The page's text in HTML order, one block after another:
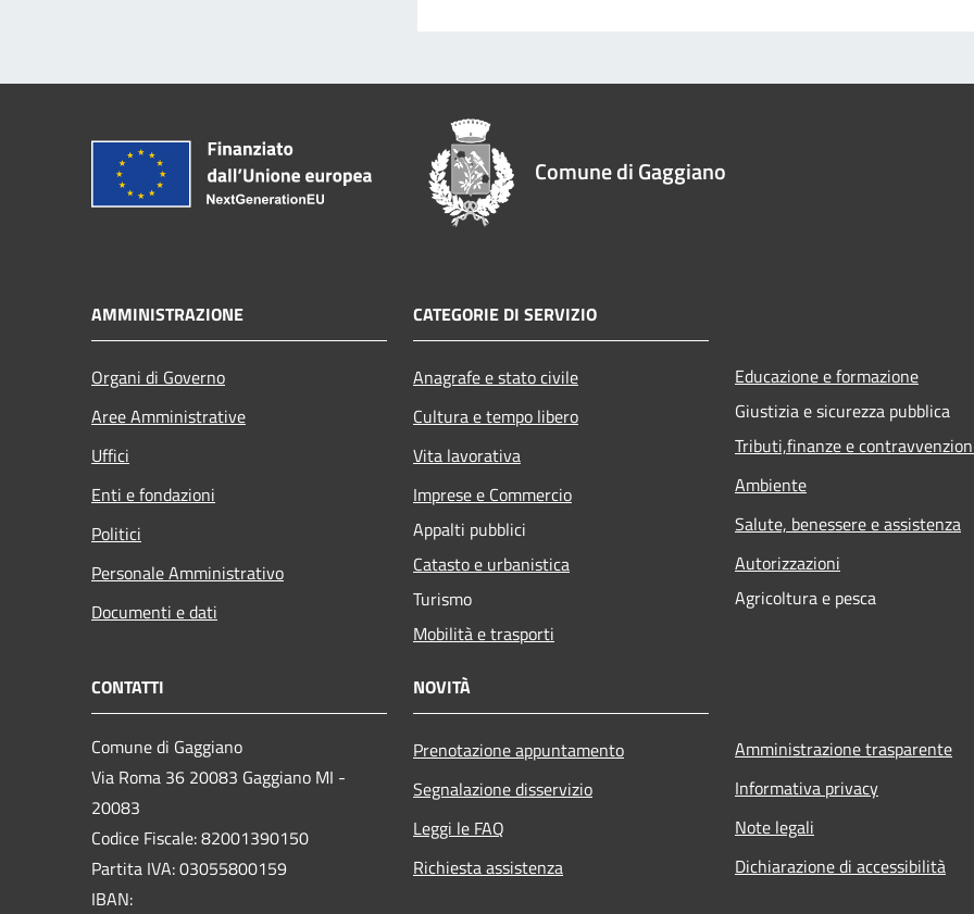
Comune di Gaggiano
AMMINISTRAZIONE
Organi di Governo
Aree Amministrative
Uffici
Enti e fondazioni
Politici
Personale Amministrativo
Documenti e dati
CATEGORIE DI SERVIZIO
Anagrafe e stato civile
Cultura e tempo libero
Vita lavorativa
Imprese e Commercio
Appalti pubblici
Catasto e urbanistica
Turismo
Mobilità e trasporti
Educazione e formazione
Giustizia e sicurezza pubblica
Tributi,finanze e
Ambiente
Salute, benessere e assistenza
Autorizzazioni
Agricoltura e pesca
CONTATTI
Comune di Gaggiano
Via Roma 36 20083 Gaggiano MI -
20083
Codice Fiscale: 82001390150
Partita IVA: 03055800159
IBAN:
NOVITÀ
Prenotazione appuntamento
Segnalazione disservizio
Leggi le FAQ
Richiesta assistenza
Amministrazione trasparente
Informativa privacy
Note legali
Dichiarazione di accessibilità